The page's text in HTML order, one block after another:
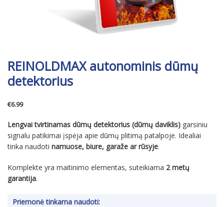
REINOLDMAX autonominis dūmų
detektorius
€6.99
Lengvai tvirtinamas dūmų detektorius (dūmų daviklis) garsiniu
signalu patikimai įspėja apie dūmų plitimą patalpoje. Idealiai
tinka naudoti namuose, biure, garaže ar rūsyje.
Komplekte yra maitinimo elementas, suteikiama 2 metų
garantija.
Priemonė tinkama naudoti: